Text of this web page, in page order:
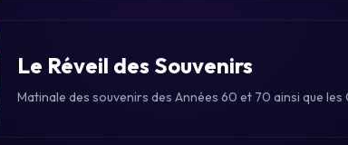
Le Réveil des Souvenirs
Matinale des souvenirs des Années 60 et 70 ainsi que les